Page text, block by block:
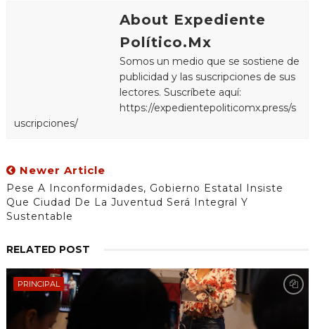
About Expediente
Político.Mx
Somos un medio que se sostiene de
publicidad y las suscripciones de sus
lectores. Suscríbete aquí:
https://expedientepoliticomx.press/s
uscripciones/
Newer Article
Pese A Inconformidades, Gobierno Estatal Insiste
Que Ciudad De La Juventud Será Integral Y
Sustentable
RELATED POST
PRINCIPAL